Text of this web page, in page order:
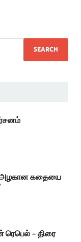
அழகான கதையை
ரெபெல் – திரை